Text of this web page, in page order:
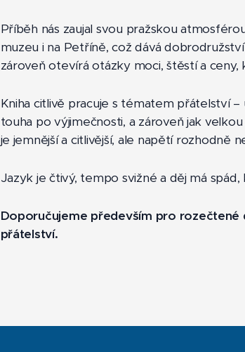
Příběh nás zaujal svou pražskou
muzeu i na Petříně, což dává
zároveň otevírá otázky moci, štěstí a
Kniha citlivě pracuje s tématem přátelství
touha po výjimečnosti, a zároveň jak
je jemnější a citlivější, ale napětí rozhodně
Jazyk je čtivý, tempo svižné a děj má
Doporučujeme především pro
přátelství.